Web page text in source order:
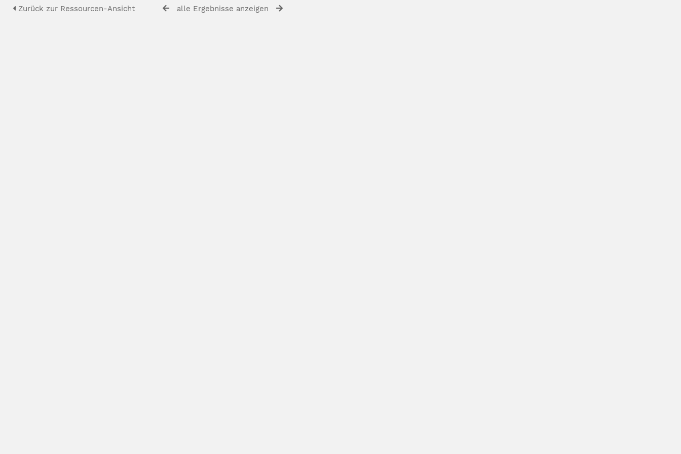
Zurück zur Ressourcen-Ansicht alle Ergebnisse anzeigen